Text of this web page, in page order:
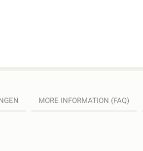
MORE INFORMATION (FAQ)